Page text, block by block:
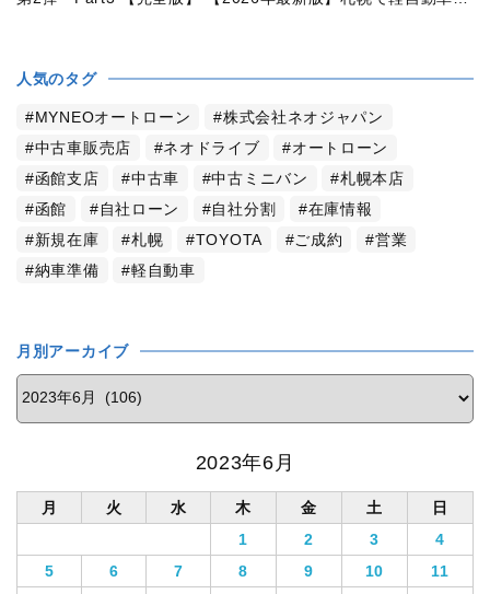
人気のタグ
MYNEOオートローン
株式会社ネオジャパン
中古車販売店
ネオドライブ
オートローン
函館支店
中古車 中古ミニバン
札幌本店
函館
自社ローン 自社分割
在庫情報
新規在庫
札幌 TOYOTA ご成約
営業
納車準備
軽自動車
月別アーカイブ
2023年6月
月 火 水 木 金 土
日
1
2 3
4
5
6 7 8 9 10
11